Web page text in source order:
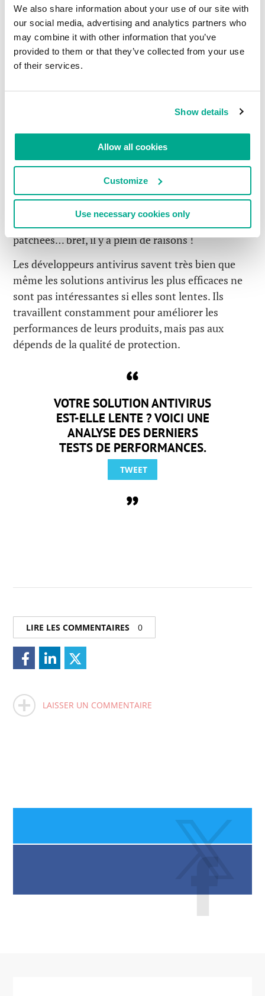
We also share information about your use of our site with
our social media, advertising and analytics partners who
may combine it with other information that you’ve
provided to them or that they’ve collected from your use
of their services.
Show details
Allow all cookies
Customize
Use necessary cookies only
ordinateur, vous accusez tout de suite l’antivirus.
Oui, c’est une solution facile au problème. Enfin,
jusqu’à ce que le problème revienne, ce qui finira
par arriver car la cause du problème ne s’est pas
évaporée.
Il existe d’ailleurs des centaines de raisons pour
lesquelles un ordinateur pourraient être ralenti.
antivirus. Comme par exemple de mauvais
paramètres Windows, du matériel ancien ou
défectueux, des logiciels incompatibles, un
manque d’espace libre ou un disque dur fragmenté,
de nombreux plugins inutiles ou juste une masse
de logiciels inutiles, des applications non
patchées… bref, il y a plein de raisons !
Les développeurs antivirus savent très bien que
même les solutions antivirus les plus efficaces ne
sont pas intéressantes si elles sont lentes. Ils
travaillent constamment pour améliorer les
performances de leurs produits, mais pas aux
dépends de la qualité de protection.
VOTRE SOLUTION ANTIVIRUS
EST-ELLE LENTE ? VOICI UNE
ANALYSE DES DERNIERS
TESTS DE PERFORMANCES.
TWEET
LIRE LES COMMENTAIRES 0
LAISSER UN COMMENTAIRE